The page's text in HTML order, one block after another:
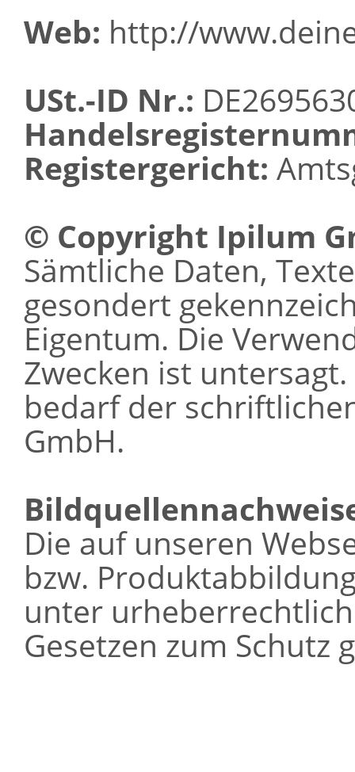
Web: http://
USt.-ID Nr.:
Registergericht:
© Copyright Ipilum
Sämtliche Daten,
gesondert
Eigentum. Die
Zwecken ist
bedarf der
GmbH.
Die auf unseren
bzw.
unter
Gesetzen zum Schutz